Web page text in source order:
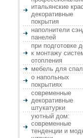
итальянские
декоративные
покрытия
наполнители
панелей
при подготовке
к монтажу
отопления
мебель для
о напольных
покрытиях
современные
декоративные
штукатурки
уютный дом:
современные
тенденции и